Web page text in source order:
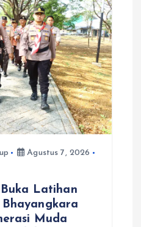
Agustus 7, 2026
Latihan
Muda